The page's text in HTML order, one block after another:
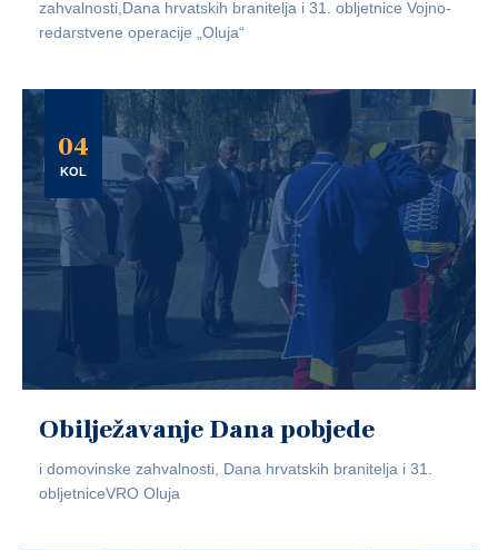
zahvalnosti,Dana hrvatskih branitelja i 31. obljetnice Vojno-
redarstvene operacije „Oluja“
04
KOL
Obilježavanje Dana pobjede
i domovinske zahvalnosti, Dana hrvatskih branitelja i 31.
obljetniceVRO Oluja